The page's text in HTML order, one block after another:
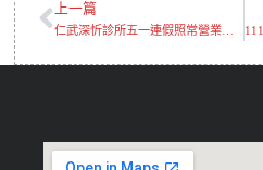
上一篇